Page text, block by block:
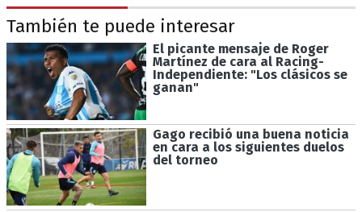
También te puede interesar
El picante mensaje de Roger
Martínez de cara al Racing-
Independiente: "Los clásicos se
ganan"
Gago recibió una buena noticia
en cara a los siguientes duelos
del torneo